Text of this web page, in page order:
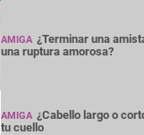
AMIGA ¿Terminar una
una ruptura amorosa?
AMIGA ¿Cabello largo o
tu cuello